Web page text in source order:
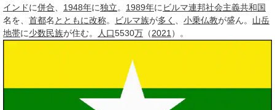
インドに併合 1948年に独立。 1989年に ビルマ連邦社会主義共和国
名を、 首都名 とともに改称。 ビルマ族が多く 小乗仏教が盛ん。 山岳
地帯に少数民族が住む。 人口5530万 （2021 ）。